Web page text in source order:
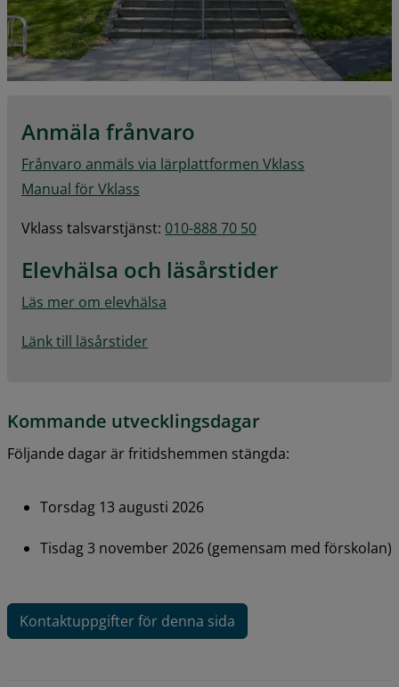
Anmäla frånvaro
Frånvaro anmäls via lärplattformen Vklass
Manual för Vklass
Vklass talsvarstjänst: 010-888 70 50
Elevhälsa och läsårstider
Läs mer om elevhälsa
Länk till läsårstider
Kommande utvecklingsdagar
Följande dagar är fritidshemmen stängda:
Torsdag 13 augusti 2026
Tisdag 3 november 2026 (gemensam med förskolan)
Kontaktuppgifter för denna sida